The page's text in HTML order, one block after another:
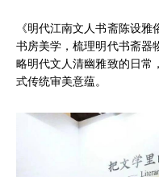
《明代江南文人书斋陈设
书房美学，梳理明代书斋器
略明代文人清幽雅致的日常
式传统审美意蕴。